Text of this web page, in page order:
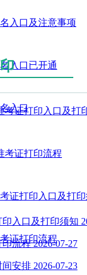
入口及注意事项
入口已开通
入口
考证打印入口及打
考证打印流程
证打印入口及打
证打印流程
印入口及打印须知
印流程2026-07-27
间安排 2026-07-23